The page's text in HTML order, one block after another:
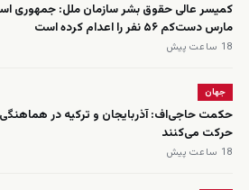
کمیسر عالی حقوق بشر سازمان ملل: جمهوری
مارس دست‌کم ۵۶ نفر را اعدام کرده است
18 ساعت پیش
جهان
حکمت حاجی‌اف: آذربایجان و ترکیه در
حرکت می‌کنند
18 ساعت پیش